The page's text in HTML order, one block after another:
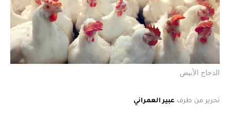
الدجاج الأبيض
تحرير من طرف عبير العمراني